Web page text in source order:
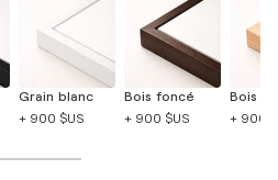
Grain blanc
+ 900 $US
Bois foncé
+ 900 $US
Bois
+ 900